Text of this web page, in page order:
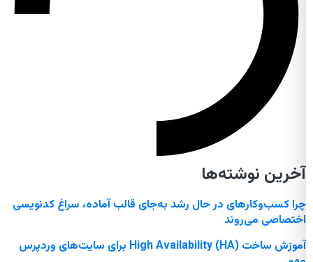
آخرین نوشته‌ها
چرا کسب‌وکارهای در حال رشد به‌جای قالب آماده، سراغ کدنویسی
اختصاصی می‌روند
آموزش ساخت High Availability (HA) برای سایت‌های وردپرس